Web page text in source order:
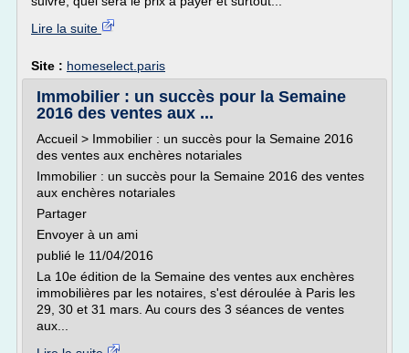
Lire la suite
Site : homeselect.paris
Immobilier : un succès pour la Semaine
2016 des ventes aux ...
Accueil > Immobilier : un succès pour la Semaine 2016
des ventes aux enchères notariales
Immobilier : un succès pour la Semaine 2016 des ventes
aux enchères notariales
Partager
Envoyer à un ami
publié le 11/04/2016
La 10e édition de la Semaine des ventes aux enchères
immobilières par les notaires, s'est déroulée à Paris les
29, 30 et 31 mars. Au cours des 3 séances de ventes
aux...